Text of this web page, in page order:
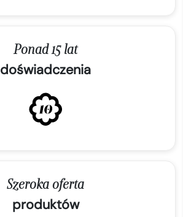
Ponad 15 lat
doświadczenia
Szeroka oferta
produktów